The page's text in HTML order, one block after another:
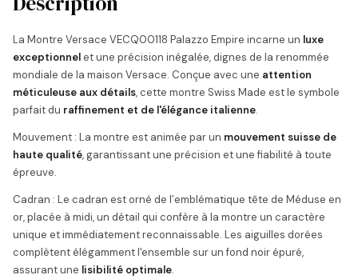
La Montre Versace VECQ00118 Palazzo Empire incarne un luxe
exceptionnelet une précision inégalée, dignes de la renommée
mondiale de la maison Versace. Conçue avec une attention
méticuleuse aux détails, cette montre Swiss Made est le symbole
parfait du raffinement et de l'élégance italienne.
Mouvement : La montre est animée par un mouvement suisse de
haute qualité, garantissant une précision et une fiabilité à toute
épreuve.
Cadran : Le cadran est orné de l’emblématique tête de Méduse en
or, placée à midi, un détail qui confère à la montre un caractère
unique et immédiatement reconnaissable. Les aiguilles dorées
complètent élégamment l'ensemble sur un fond noir épuré,
assurant une lisibilité optimale.